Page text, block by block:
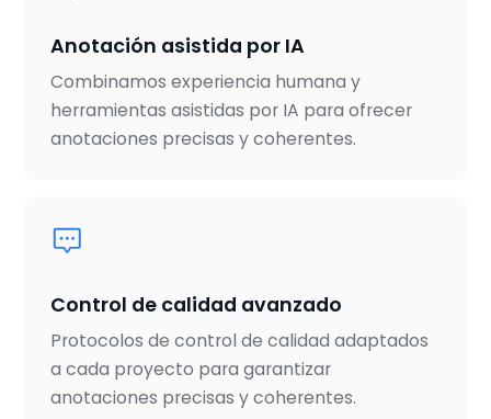
Anotación asistida por IA
Combinamos experiencia humana y
herramientas asistidas por IA para ofrecer
anotaciones precisas y coherentes.
Control de calidad avanzado
Protocolos de control de calidad adaptados
a cada proyecto para garantizar
anotaciones precisas y coherentes.